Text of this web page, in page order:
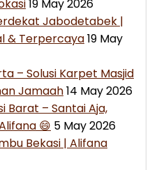
19 May 2026
Jabodetabek |
& Terpercaya19 May
– Solusi Karpet Masjid
Jamaah14 May 2026
Barat – Santai Aja,
😄 5 May 2026
Bekasi | Alifana